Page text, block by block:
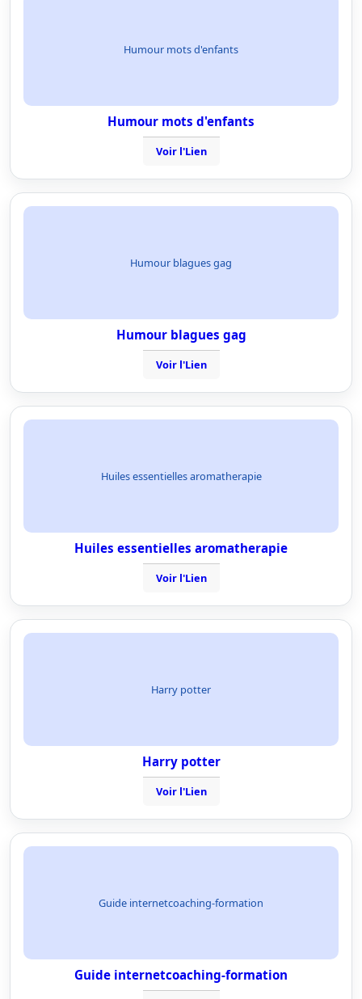
Humour mots d'enfants
Humour mots d'enfants
Voir l'Lien
Humour blagues gag
Humour blagues gag
Voir l'Lien
Huiles essentielles aromatherapie
Huiles essentielles aromatherapie
Voir l'Lien
Harry potter
Harry potter
Voir l'Lien
Guide internetcoaching-formation
Guide internetcoaching-formation